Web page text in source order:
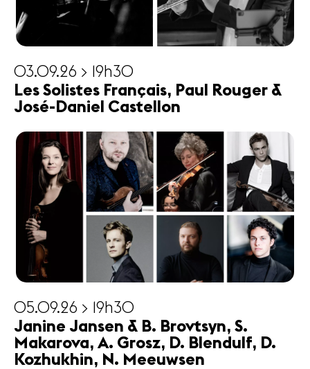
03.09.26 > 19h30
Les Solistes Français, Paul Rouger &
José-Daniel Castellon
05.09.26 > 19h30
Janine Jansen & B. Brovtsyn, S.
Makarova, A. Grosz, D. Blendulf, D.
Kozhukhin, N. Meeuwsen